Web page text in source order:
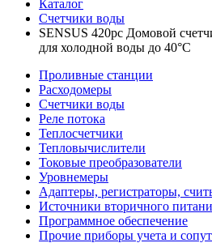
Каталог
Счетчики воды
SENSUS 420pc Домовой
для холодной воды до 40°C
Проливные станции
Расходомеры
Счетчики воды
Реле потока
Теплосчетчики
Тепловычислители
Токовые преобразователи
Уровнемеры
Адаптеры, регистраторы,
Источники вторичного
Программное обеспечение
Прочие приборы учета и